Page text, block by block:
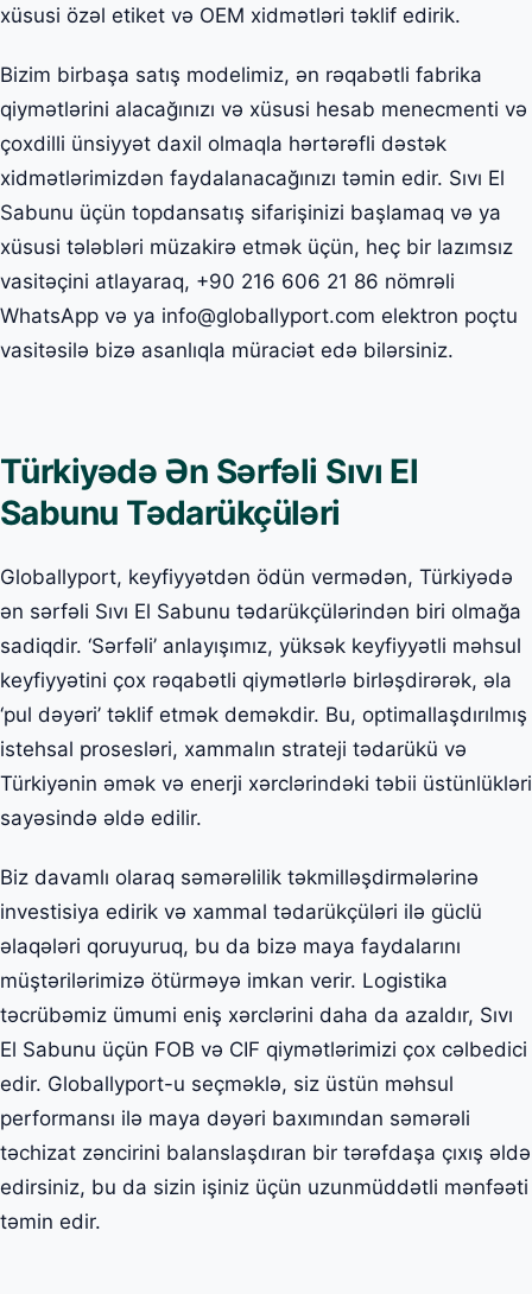
xüsusi özəl etiket və OEM xidmətləri təklif edirik.
Bizim birbaşa satış modelimiz, ən rəqabətli fabrika
qiymətlərini alacağınızı və xüsusi hesab menecmenti və
çoxdilli ünsiyyət daxil olmaqla hərtərəfli dəstək
xidmətlərimizdən faydalanacağınızı təmin edir. Sıvı El
Sabunu üçün topdansatış sifarişinizi başlamaq və ya
xüsusi tələbləri müzakirə etmək üçün, heç bir lazımsız
vasitəçini atlayaraq, +90 216 606 21 86 nömrəli
WhatsApp və ya info@globallyport.com elektron poçtu
vasitəsilə bizə asanlıqla müraciət edə bilərsiniz.
Türkiyədə Ən Sərfəli Sıvı El
Sabunu Tədarükçüləri
Globallyport, keyfiyyətdən ödün vermədən, Türkiyədə
ən sərfəli Sıvı El Sabunu tədarükçülərindən biri olmağa
sadiqdir. ‘Sərfəli’ anlayışımız, yüksək keyfiyyətli məhsul
keyfiyyətini çox rəqabətli qiymətlərlə birləşdirərək, əla
‘pul dəyəri’ təklif etmək deməkdir. Bu, optimallaşdırılmış
istehsal prosesləri, xammalın strateji tədarükü və
Türkiyənin əmək və enerji xərclərindəki təbii üstünlükləri
sayəsində əldə edilir.
Biz davamlı olaraq səmərəlilik təkmilləşdirmələrinə
investisiya edirik və xammal tədarükçüləri ilə güclü
əlaqələri qoruyuruq, bu da bizə maya faydalarını
müştərilərimizə ötürməyə imkan verir. Logistika
təcrübəmiz ümumi eniş xərclərini daha da azaldır, Sıvı
El Sabunu üçün FOB və CIF qiymətlərimizi çox cəlbedici
edir. Globallyport-u seçməklə, siz üstün məhsul
performansı ilə maya dəyəri baxımından səmərəli
təchizat zəncirini balanslaşdıran bir tərəfdaşa çıxış əldə
edirsiniz, bu da sizin işiniz üçün uzunmüddətli mənfəəti
təmin edir.